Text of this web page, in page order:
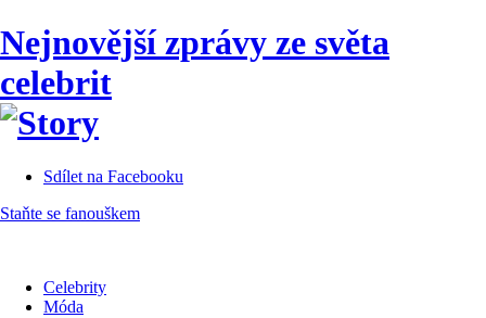
Nejnovější zprávy ze světa
celebrit
Sdílet na Facebooku
Staňte se fanouškem
Celebrity
Móda